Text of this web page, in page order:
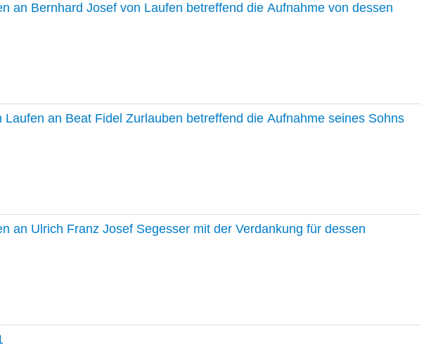
an Bernhard Josef von Laufen betreffend die Aufnahme von dessen
an Beat Fidel Zurlauben betreffend die Aufnahme seines Sohns
an Ulrich Franz Josef Segesser mit der Verdankung für dessen